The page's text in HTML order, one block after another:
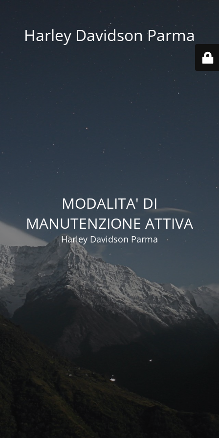
Harley Davidson Parma
MODALITA' DI
MANUTENZIONE ATTIVA
Harley Davidson Parma